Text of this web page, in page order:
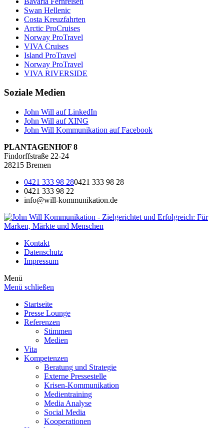
Swan Hellenic
Costa Kreuzfahrten
Arctic ProCruises
Norway ProTravel
VIVA Cruises
Island ProTravel
Norway ProTravel
VIVA RIVERSIDE
Soziale Medien
John Will auf LinkedIn
John Will auf XING
John Will Kommunikation auf Facebook
PLANTAGENHOF 8
Findorffstraße 22-24
28215 Bremen
0421 333 98 280421 333 98 28
0421 333 98 22
info@will-kommunikation.de
Kontakt
Datenschutz
Impressum
Menü
Menü schließen
Startseite
Presse Lounge
Referenzen
Stimmen
Medien
Vita
Kompetenzen
Beratung und Strategie
Externe Pressestelle
Krisen-Kommunikation
Medientraining
Media Analyse
Social Media
Kooperationen